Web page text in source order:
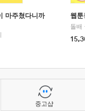
마주쳤다니까
웹
돌배
중고샵